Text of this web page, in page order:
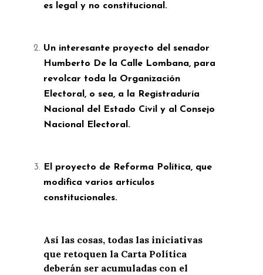
es legal y no constitucional.
Un interesante proyecto del senador
Humberto De la Calle Lombana, para
revolcar toda la Organización
Electoral, o sea, a la Registraduría
Nacional del Estado Civil y al Consejo
Nacional Electoral.
El proyecto de Reforma Política, que
modifica varios artículos
constitucionales.
Así las cosas, todas las iniciativas
que retoquen la Carta Política
deberán ser acumuladas con el